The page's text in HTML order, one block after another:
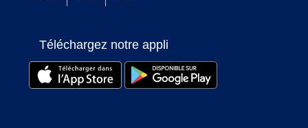
Téléchargez notre appli